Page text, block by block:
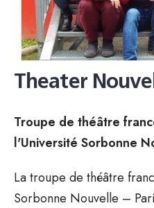
Theater
Troupe de théâtre
l'Université Sorbonne
La troupe de théâtre
Sorbonne Nouvelle –